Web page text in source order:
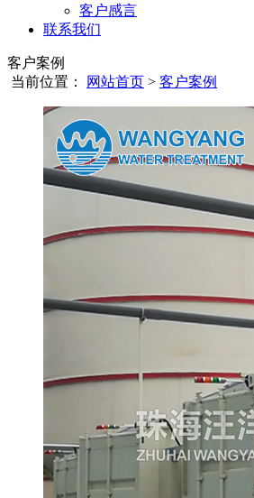
客户感言
联系我们
客户案例
当前位置：
网站首页 > 客户案例